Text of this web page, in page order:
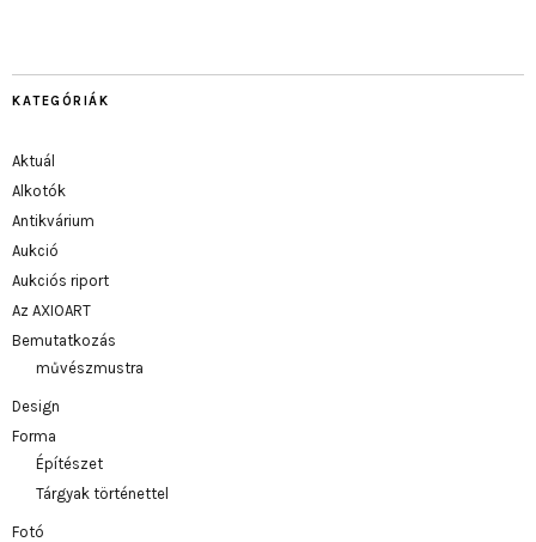
KATEGÓRIÁK
Aktuál
Alkotók
Antikvárium
Aukció
Aukciós riport
Az AXIOART
Bemutatkozás
művészmustra
Design
Forma
Építészet
Tárgyak történettel
Fotó